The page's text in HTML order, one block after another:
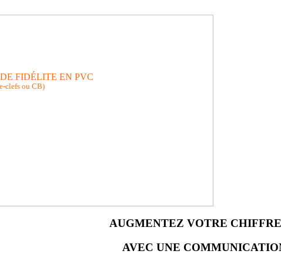
FIDÉLITE EN PVC
clefs ou CB)
AUGMENTEZ VOTRE
AVEC UNE